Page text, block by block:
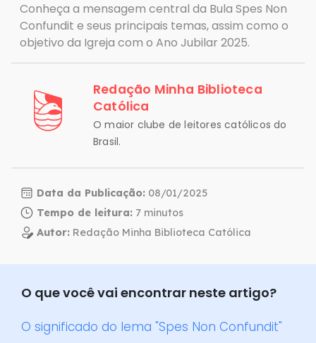
Conheça a mensagem central da Bula Spes Non
Confundit e seus principais temas, assim como o
objetivo da Igreja com o Ano Jubilar 2025.
Redação Minha Biblioteca
Católica
O maior clube de leitores católicos do
Brasil.
Data da Publicação: 08/01/2025
Tempo de leitura:
Autor: Redação Minha Biblioteca Católica
O que você vai encontrar neste artigo?
O significado do lema "Spes Non Confundit"